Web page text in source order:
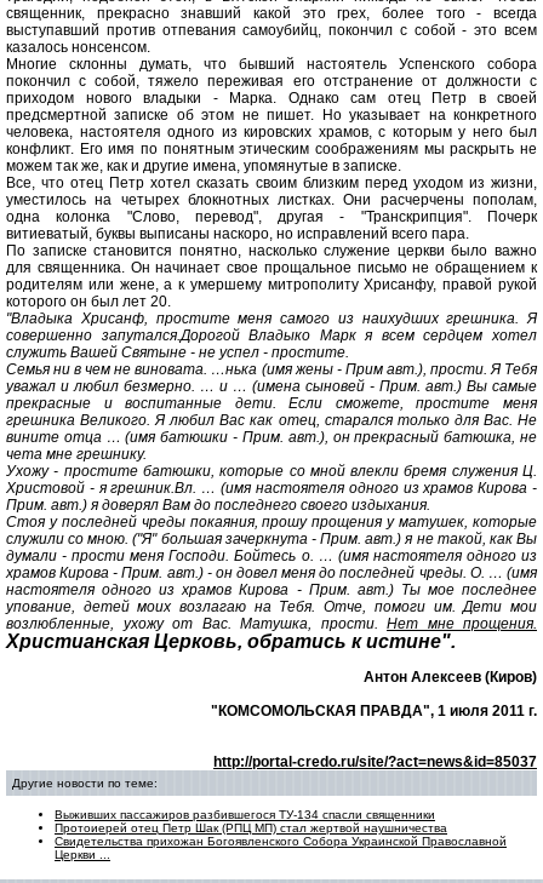
священник, прекрасно знавший какой это грех, более того - всегда
выступавший против отпевания самоубийц, покончил с собой - это всем
казалось нонсенсом.
Многие склонны думать, что бывший настоятель Успенского собора
покончил с собой, тяжело переживая его отстранение от должности с
приходом нового владыки - Марка. Однако сам отец Петр в своей
предсмертной записке об этом не пишет. Но указывает на конкретного
человека, настоятеля одного из кировских храмов, с которым у него был
конфликт. Его имя по понятным этическим соображениям мы раскрыть не
можем так же, как и другие имена, упомянутые в записке.
Все, что отец Петр хотел сказать своим близким перед уходом из жизни,
уместилось на четырех блокнотных листках. Они расчерчены пополам,
одна колонка "Слово, перевод", другая - "Транскрипция". Почерк
витиеватый, буквы выписаны наскоро, но исправлений всего пара.
По записке становится понятно, насколько служение церкви было важно
для священника. Он начинает свое прощальное письмо не обращением к
родителям или жене, а к умершему митрополиту Хрисанфу, правой рукой
которого он был лет 20.
"Владыка Хрисанф, простите меня самого из наихудших грешника. Я
совершенно запутался.Дорогой Владыко Марк я всем сердцем хотел
служить Вашей Святыне - не успел - простите.
Семья ни в чем не виновата. …нька (имя жены - Прим авт.), прости. Я Тебя
уважал и любил безмерно. … и … (имена сыновей - Прим. авт.) Вы самые
прекрасные и воспитанные дети. Если сможете, простите меня
грешника Великого. Я любил Вас как отец, старался только для Вас. Не
вините отца … (имя батюшки - Прим. авт.), он прекрасный батюшка, не
чета мне грешнику.
Ухожу - простите батюшки, которые со мной влекли бремя служения Ц.
Христовой - я грешник.Вл. … (имя настоятеля одного из храмов Кирова -
Прим. авт.) я доверял Вам до последнего своего издыхания.
Стоя у последней чреды покаяния, прошу прощения у матушек, которые
служили со мною. ("Я" большая зачеркнута - Прим. авт.) я не такой, как Вы
думали - прости меня Господи. Бойтесь о. … (имя настоятеля одного из
храмов Кирова - Прим. авт.) - он довел меня до последней чреды. О. … (имя
настоятеля одного из храмов Кирова - Прим. авт.) Ты мое последнее
упование, детей моих возлагаю на Тебя. Отче, помоги им. Дети мои
возлюбленные, ухожу от Вас. Матушка, прости. Нет мне прощения.
Христианская Церковь, обратись к истине".
Антон Алексеев (Киров)
"КОМСОМОЛЬСКАЯ ПРАВДА", 1 июля 2011 г.
http://portal-credo.ru/site/?act=news&id=85037
Другие новости по теме:
Выживших пассажиров разбившегося ТУ-134 спасли священники
Протоиерей отец Петр Шак (РПЦ МП) стал жертвой наушничества
Свидетельства прихожан Богоявленского Собора Украинской Православной
Церкви ...